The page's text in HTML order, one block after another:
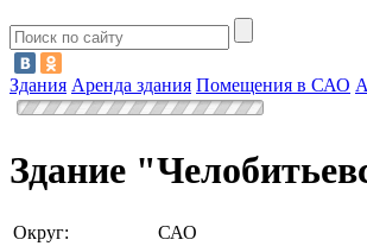
Здания Аренда здания Помещения в САО
Здание
Округ:
САО